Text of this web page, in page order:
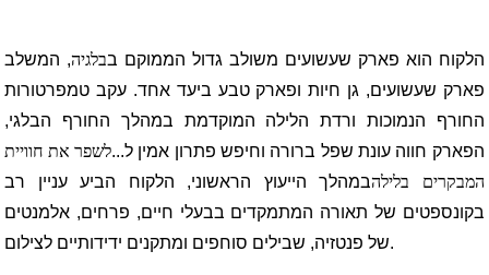
הלקוח הוא פארק שעשועים משולב גדול הממוקם בבלגיה, המשלב
פארק שעשועים, גן חיות ופארק טבע ביעד אחד. עקב טמפרטורות
החורף הנמוכות ורדת הלילה המוקדמת במהלך החורף הבלגי,
הפארק חווה עונת שפל ברורה וחיפש פתרון אמין ל...לשפר את חוויית
המבקרים בלילהבמהלך הייעוץ הראשוני, הלקוח הביע עניין רב
בקונספטים של תאורה המתמקדים בבעלי חיים, פרחים, אלמנטים
של פנטזיה, שבילים סוחפים ומתקנים ידידותיים לצילום.